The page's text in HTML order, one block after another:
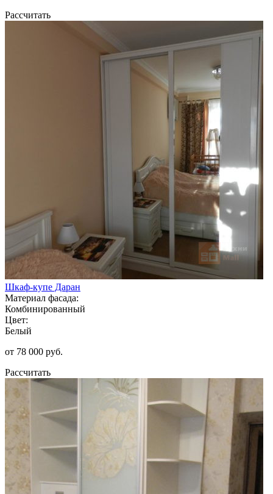
Рассчитать
Шкаф-купе Даран
Материал фасада:
Комбинированный
Цвет:
Белый
от 78 000 руб.
Рассчитать